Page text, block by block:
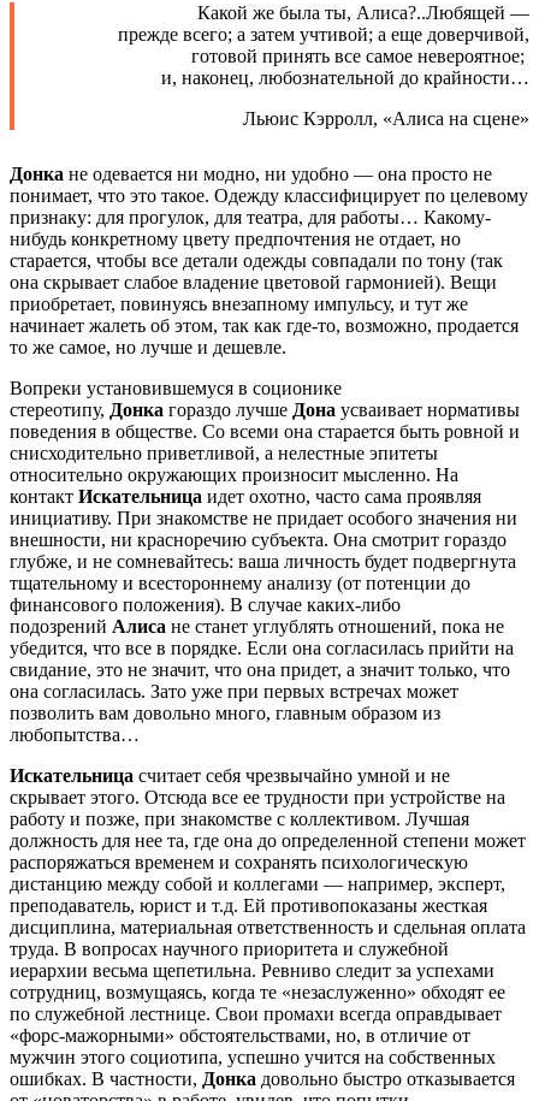
Какой же была ты, Алиса?..Любящей —
прежде всего; а затем учтивой; а еще доверчивой,
готовой принять все самое невероятное;
и, наконец, любознательной до крайности…
Льюис Кэрролл, «Алиса на сцене»
Донка не одевается ни модно, ни удобно — она просто не
понимает, что это такое. Одежду классифицирует по целевому
признаку: для прогулок, для театра, для работы… Какому-
нибудь конкретному цвету предпочтения не отдает, но
старается, чтобы все детали одежды совпадали по тону (так
она скрывает слабое владение цветовой гармонией). Вещи
приобретает, повинуясь внезапному импульсу, и тут же
начинает жалеть об этом, так как где-то, возможно, продается
то же самое, но лучше и дешевле.
Вопреки установившемуся в соционике
стереотипу, Донка гораздо лучше Дона усваивает нормативы
поведения в обществе. Со всеми она старается быть ровной и
снисходительно приветливой, а нелестные эпитеты
относительно окружающих произносит мысленно. На
контакт Искательница идет охотно, часто сама проявляя
инициативу. При знакомстве не придает особого значения ни
внешности, ни красноречию субъекта. Она смотрит гораздо
глубже, и не сомневайтесь: ваша личность будет подвергнута
тщательному и всестороннему анализу (от потенции до
финансового положения). В случае каких-либо
подозрений Алиса не станет углублять отношений, пока не
убедится, что все в порядке. Если она согласилась прийти на
свидание, это не значит, что она придет, а значит только, что
она согласилась. Зато уже при первых встречах может
позволить вам довольно много, главным образом из
любопытства…
Искательница считает себя чрезвычайно умной и не
скрывает этого. Отсюда все ее трудности при устройстве на
работу и позже, при знакомстве с коллективом. Лучшая
должность для нее та, где она до определенной степени может
распоряжаться временем и сохранять психологическую
дистанцию между собой и коллегами — например, эксперт,
преподаватель, юрист и т.д. Ей противопоказаны жесткая
дисциплина, материальная ответственность и сдельная оплата
труда. В вопросах научного приоритета и служебной
иерархии весьма щепетильна. Ревниво следит за успехами
сотрудниц, возмущаясь, когда те «незаслуженно» обходят ее
по служебной лестнице. Свои промахи всегда оправдывает
«форс-мажорными» обстоятельствами, но, в отличие от
мужчин этого социотипа, успешно учится на собственных
ошибках. В частности, Донка довольно быстро отказывается